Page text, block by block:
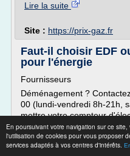
En poursuivant votre navigation sur ce
l'utilisation de cookies pour vous proposer
services adaptés à vos centres d'intérêts.
Lire la suite
Site : https://prix-gaz.fr
Faut-il choisir EDF
pour l'énergie
Fournisseurs
Déménagement ?
00 (lundi-vendredi 8h-21h,
mettre votre compteur
ou ouvrir le compteur avec
Rappel gratuit Service
Selectra qui prend en